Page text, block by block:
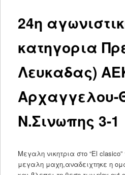
24η
κατηγορια
Λευκαδας)
Ν.Σινωπης 3-1
Μεγαλη νικητρια στο “El
μεγαλη μαχη,αναδειχτηκε η